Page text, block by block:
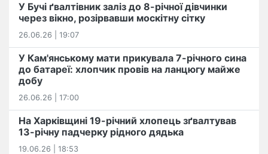
У Бучі ґвалтівник заліз до 8-річної дівчинки
через вікно, розірвавши москітну сітку
26.06.26 | 19:07
У Кам'янському мати прикувала 7-річного сина
до батареї: хлопчик провів на ланцюгу майже
добу
26.06.26 | 17:00
На Харківщині 19-річний хлопець​ ️зґвалтував
13-річну падчерку рідного дядька
19.06.26 | 18:53